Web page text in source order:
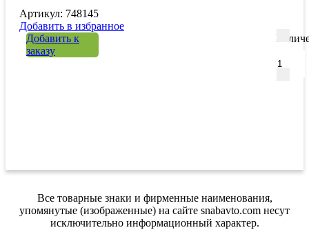
Артикул: 748145
Добавить в избранное
Добавить к
заказу
Все товарные знаки и фирменные наименования,
упомянутые (изображенные) на сайте snabavto.com несут
исключительно информационный характер.